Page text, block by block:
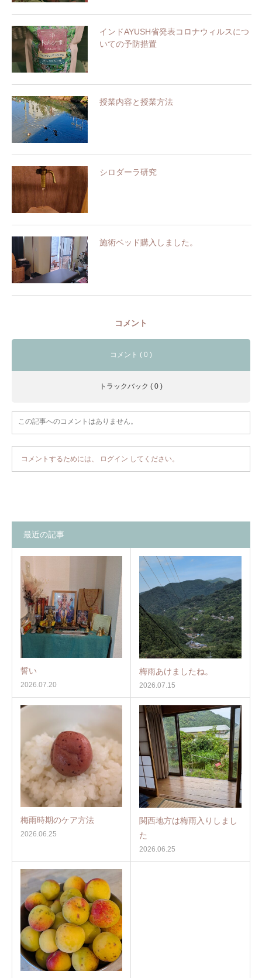
インドAYUSH省発表コロナウィルスにつ
いての予防措置
授業内容と授業方法
シロダーラ研究
施術ベッド購入しました。
コメント
コメント ( 0 )
トラックバック ( 0 )
この記事へのコメントはありません。
コメントするためには、 ログイン してください。
最近の記事
誓い
2026.07.20
梅雨あけましたね。
2026.07.15
梅雨時期のケア方法
2026.06.25
関西地方は梅雨入りしまし
た
2026.06.25